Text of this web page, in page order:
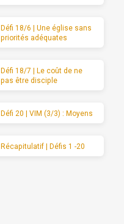
Défi 18/6 | Une église sans
priorités adéquates
Défi 18/7 | Le coût de ne
pas être disciple
Défi 20 | VIM (3/3) : Moyens
Récapitulatif | Défis 1 -20